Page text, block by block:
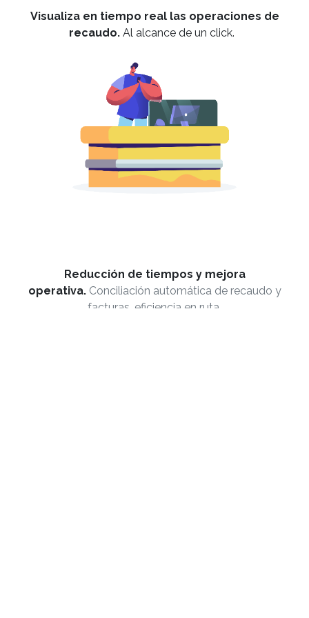
Visualiza en tiempo real las operaciones de
recaudo. Al alcance de un click.
Reducción de tiempos y mejora
operativa. Conciliación automática de recaudo y
facturas, eficiencia en ruta.